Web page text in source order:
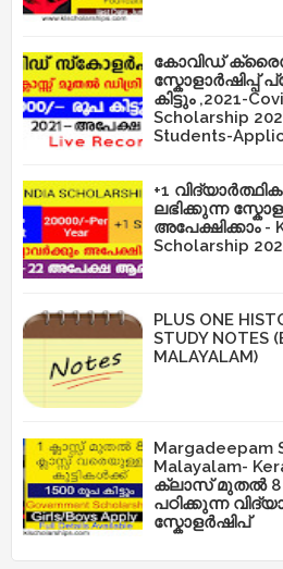
കോവിഡ്
സ്കോളാർഷിപ്പ്
കിട്ടും ,2021-
Scholarship
Students-
+1
ലഭിക്കുന്ന
അപേക്ഷിക്കാം -
Scholarship
PLUS ONE
STUDY NOTES
MALAYALAM)
Margadeepam
Malayalam-
ക്ലാസ് മുതൽ 8
പഠിക്കുന്ന
സ്കോളർഷിപ്